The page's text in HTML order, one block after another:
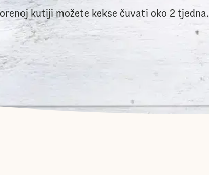
kutiji možete kekse čuvati oko 2 tjedna.